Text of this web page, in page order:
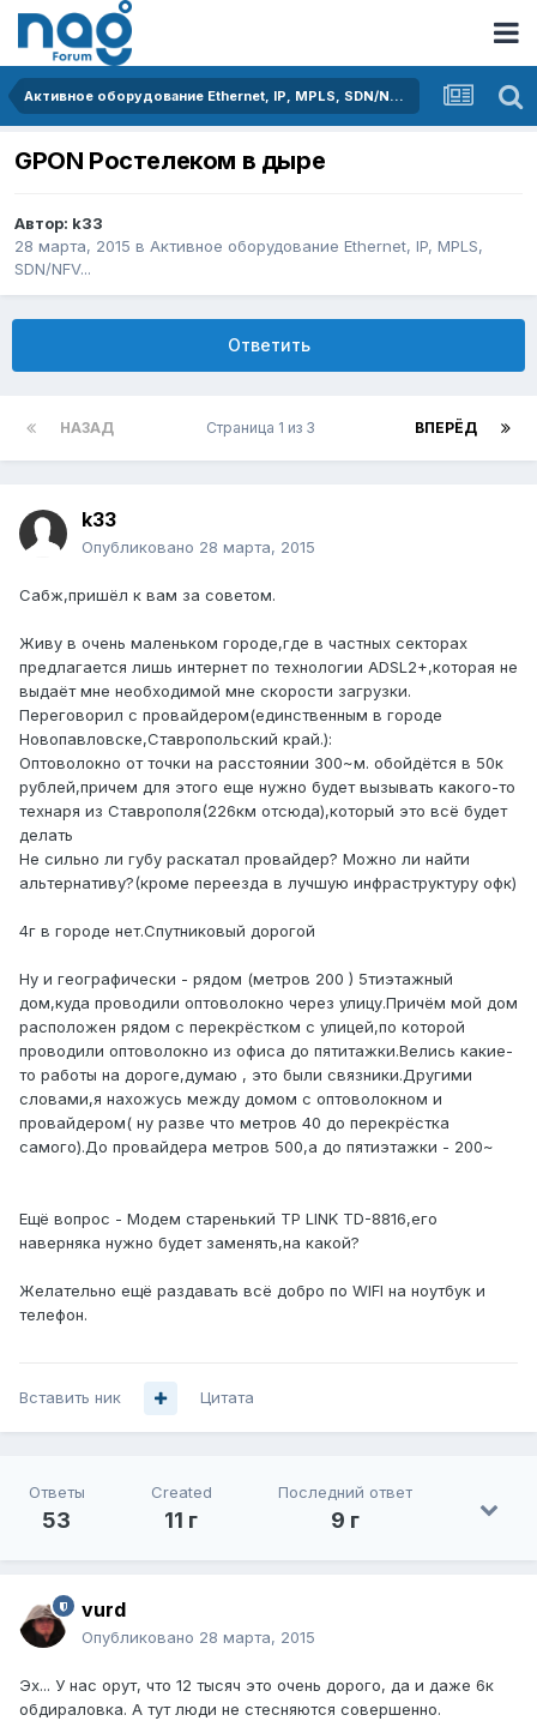
Активное оборудование Ethernet, IP, MPLS, SDN/NFV...
GPON Ростелеком в дыре
Автор: k33
28 марта, 2015 в Активное оборудование Ethernet, IP, MPLS,
SDN/NFV...
Ответить
НАЗАД ВПЕРЁД
Страница 1 из 3
k33
Опубликовано 28 марта, 2015
Сабж,пришёл к вам за советом.
Живу в очень маленьком городе,где в частных секторах
предлагается лишь интернет по технологии ADSL2+,которая не
выдаёт мне необходимой мне скорости загрузки.
Переговорил с провайдером(единственным в городе
Новопавловске,Ставропольский край.):
Оптоволокно от точки на расстоянии 300~м. обойдётся в 50к
рублей,причем для этого еще нужно будет вызывать какого-то
технаря из Ставрополя(226км отсюда),который это всё будет
делать
Не сильно ли губу раскатал провайдер? Можно ли найти
альтернативу?(кроме переезда в лучшую инфраструктуру офк)
4г в городе нет.Спутниковый дорогой
Ну и географически - рядом (метров 200 ) 5тиэтажный
дом,куда проводили оптоволокно через улицу.Причём мой дом
расположен рядом с перекрёстком с улицей,по которой
проводили оптоволокно из офиса до пятитажки.Велись какие-
то работы на дороге,думаю , это были связники.Другими
словами,я нахожусь между домом с оптоволокном и
провайдером( ну разве что метров 40 до перекрёстка
самого).До провайдера метров 500,а до пятиэтажки - 200~
Ещё вопрос - Модем старенький TP LINK TD-8816,его
наверняка нужно будет заменять,на какой?
Желательно ещё раздавать всё добро по WIFI на ноутбук и
телефон.
Вставить ник Цитата
Ответы
53
Created
11 г
Последний ответ
9 г
vurd
Опубликовано 28 марта, 2015
Эх... У нас орут, что 12 тысяч это очень дорого, да и даже 6к
обдираловка. А тут люди не стесняются совершенно.